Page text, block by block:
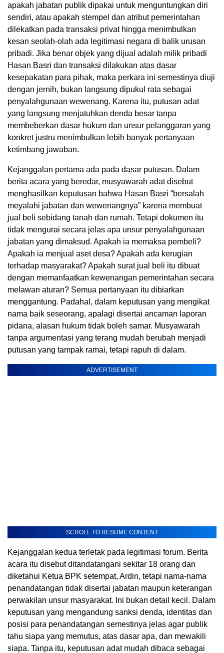
apakah jabatan publik dipakai untuk menguntungkan diri
sendiri, atau apakah stempel dan atribut pemerintahan
dilekatkan pada transaksi privat hingga menimbulkan
kesan seolah-olah ada legitimasi negara di balik urusan
pribadi. Jika benar objek yang dijual adalah milik pribadi
Hasan Basri dan transaksi dilakukan atas dasar
kesepakatan para pihak, maka perkara ini semestinya diuji
dengan jernih, bukan langsung dipukul rata sebagai
penyalahgunaan wewenang. Karena itu, putusan adat
yang langsung menjatuhkan denda besar tanpa
membeberkan dasar hukum dan unsur pelanggaran yang
konkret justru menimbulkan lebih banyak pertanyaan
ketimbang jawaban.
Kejanggalan pertama ada pada dasar putusan. Dalam
berita acara yang beredar, musyawarah adat disebut
menghasilkan keputusan bahwa Hasan Basri “bersalah
meyalahi jabatan dan wewenangnya” karena membuat
jual beli sebidang tanah dan rumah. Tetapi dokumen itu
tidak mengurai secara jelas apa unsur penyalahgunaan
jabatan yang dimaksud. Apakah ia memaksa pembeli?
Apakah ia menjual aset desa? Apakah ada kerugian
terhadap masyarakat? Apakah surat jual beli itu dibuat
dengan memanfaatkan kewenangan pemerintahan secara
melawan aturan? Semua pertanyaan itu dibiarkan
menggantung. Padahal, dalam keputusan yang mengikat
nama baik seseorang, apalagi disertai ancaman laporan
pidana, alasan hukum tidak boleh samar. Musyawarah
tanpa argumentasi yang terang mudah berubah menjadi
putusan yang tampak ramai, tetapi rapuh di dalam.
ADVERTISEMENT
SCROLL TO RESUME CONTENT
Kejanggalan kedua terletak pada legitimasi forum. Berita
acara itu disebut ditandatangani sekitar 18 orang dan
diketahui Ketua BPK setempat, Ardin, tetapi nama-nama
penandatangan tidak disertai jabatan maupun keterangan
perwakilan unsur masyarakat. Ini bukan detail kecil. Dalam
keputusan yang mengandung sanksi denda, identitas dan
posisi para penandatangan semestinya jelas agar publik
tahu siapa yang memutus, atas dasar apa, dan mewakili
siapa. Tanpa itu, keputusan adat mudah dibaca sebagai